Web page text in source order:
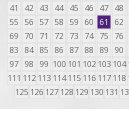
41
42 43 44 45 46 47 48
55 56 57 58 59 60 61 62
69
70 71 72 73 74 75 76
83 84 85 86 87 88 89 90
97 98 99 100 101 102 103 104
111 112 113 114 115 116 117 118
125 126 127 128 129 130 131